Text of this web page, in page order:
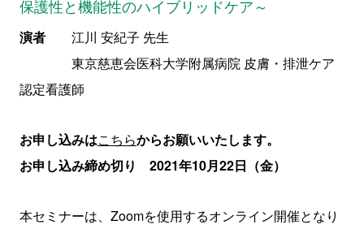
保護性と機能性のハイブリッドケア～
演者江川 安紀子 先生
東京慈恵会医科大学附属病院 皮膚・排泄ケア
認定看護師
お申し込みはこちらからお願いいたします。
お申し込み締め切り 2021年10月22日（金）
本セミナーは、Zoomを使用するオンライン開催となり